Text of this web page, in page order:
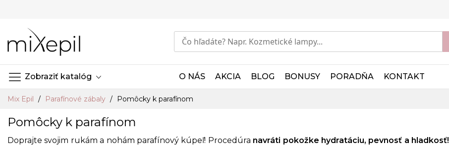
Content
Zobraziť katalóg O NÁS AKCIA BLOG BONUSY PORADŇA KONTAKT
Mix Epil Parafínové zábaly Pomôcky k parafínom
Pomôcky k parafínom
Doprajte svojim rukám a nohám parafínový kúpeľ! Procedúra navráti pokožke hydratáciu, pevnosť a hladkosť!